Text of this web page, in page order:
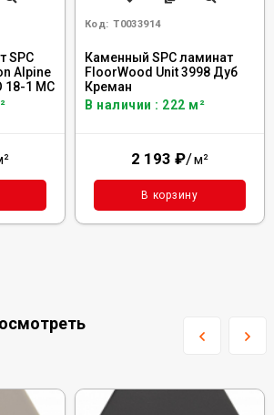
SPC
Alpine
18-1 MC
Код: Т0033914
Каменный SPC ламинат
FloorWood Unit 3998 Дуб
Креман
В наличии : 222 м²
2 193 ₽/м²
В корзину